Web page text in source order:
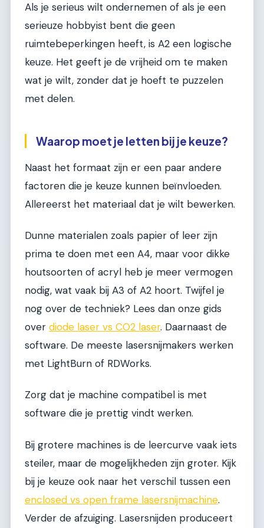
Als je serieus wilt ondernemen of als je een
serieuze hobbyist bent die geen
ruimtebeperkingen heeft, is A2 een logische
keuze. Het geeft je de vrijheid om te maken
wat je wilt, zonder dat je hoeft te puzzelen
met delen.
Waarop moet je letten bij je keuze?
Naast het formaat zijn er een paar andere
factoren die je keuze kunnen beïnvloeden.
Allereerst het materiaal dat je wilt bewerken.
Dunne materialen zoals papier of leer zijn
prima te doen met een A4, maar voor dikke
houtsoorten of acryl heb je meer vermogen
nodig, wat vaak bij A3 of A2 hoort. Twijfel je
nog over de techniek? Lees dan onze gids
over diode laser vs CO2 laser. Daarnaast de
software. De meeste lasersnijmakers werken
met LightBurn of RDWorks.
Zorg dat je machine compatibel is met
software die je prettig vindt werken.
Bij grotere machines is de leercurve vaak iets
steiler, maar de mogelijkheden zijn groter. Kijk
bij je keuze ook naar het verschil tussen een
enclosed vs open frame lasersnijmachine.
Verder de afzuiging. Lasersnijden produceert